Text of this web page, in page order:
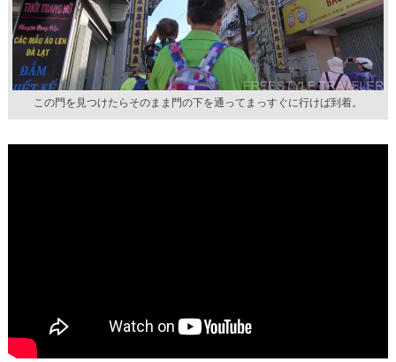
この門を見つけたらそのまま門の下を通ってまっすぐに行けば到着。